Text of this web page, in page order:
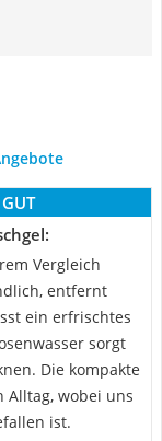
Vergleich
entfernt
ein erfrischtes
sorgt
Die kompakte
Alltag, wobei uns
ist.